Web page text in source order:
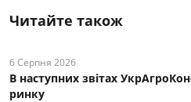
Читайте також
6 Серпня 2026
В наступних звітах
ринку